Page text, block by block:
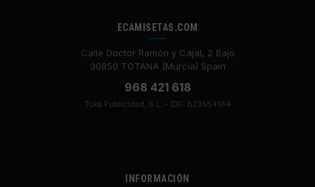
ECAMISETAS.COM
Calle Doctor Ramón y Cajal, 2 Bajo
30850 TOTANA (Murcia) Spain
968 421 618
Tuka Publicidad, S.L. - CIF: B73554164
INFORMACIÓN